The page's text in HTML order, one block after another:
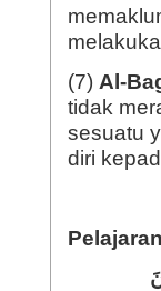
(7) Al-
tidak
sesuatu
diri